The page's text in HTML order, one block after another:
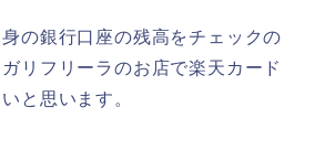
の銀行口座の残高をチェックの
リフリーラのお店で楽天カード
と思います。